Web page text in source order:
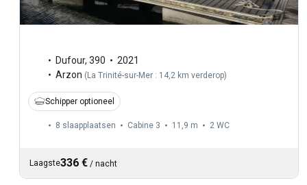
Dufour, 390
2021
Arzon (La Trinité-sur-Mer : 14,2 km verderop)
Schipper optioneel
8 slaapplaatsen Cabine 3 11,9 m 2 WC
Laagste336 € / nacht